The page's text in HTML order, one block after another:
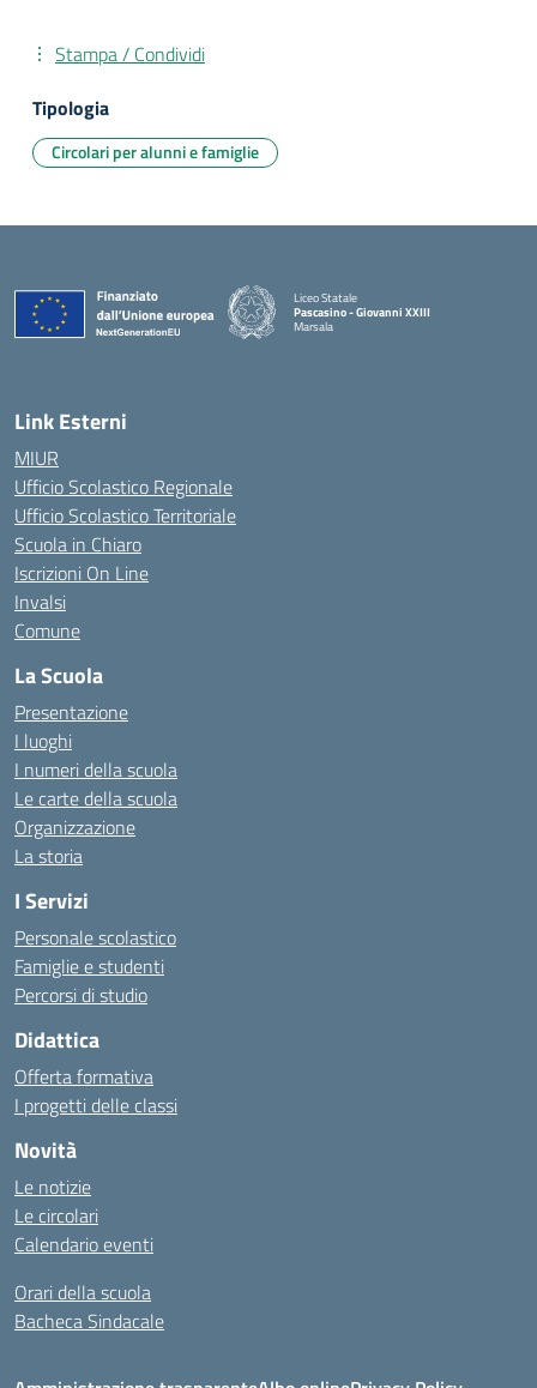
Stampa / Condividi
Tipologia
Circolari per alunni e famiglie
Liceo Statale
Pascasino - Giovanni XXIII
Marsala
Link Esterni
MIUR
Ufficio Scolastico Regionale
Ufficio Scolastico Territoriale
Scuola in Chiaro
Iscrizioni On Line
Invalsi
Comune
La Scuola
Presentazione
I luoghi
I numeri della scuola
Le carte della scuola
Organizzazione
La storia
I Servizi
Personale scolastico
Famiglie e studenti
Percorsi di studio
Didattica
Offerta formativa
I progetti delle classi
Novità
Le notizie
Le circolari
Calendario eventi
Orari della scuola
Bacheca Sindacale